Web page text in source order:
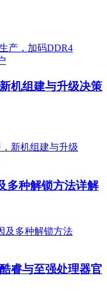
机组建与升级决策
多种解锁方法详解
睿与至强处理器官